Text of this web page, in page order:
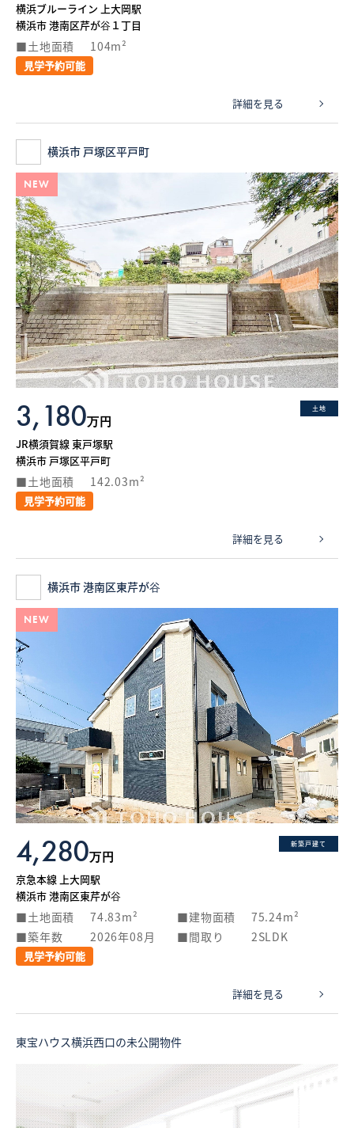
横浜ブルーライン 上大岡駅
横浜市 港南区芹が谷１丁目
土地面積 104m²
見学予約可能
詳細を見る
横浜市 戸塚区平戸町
NEW
土地
3,180万円
JR横須賀線 東戸塚駅
横浜市 戸塚区平戸町
土地面積 142.03m²
見学予約可能
詳細を見る
横浜市 港南区東芹が谷
NEW
新築戸建て
4,280万円
京急本線 上大岡駅
横浜市 港南区東芹が谷
土地面積 74.83m² 建物面積
75.24m²
築年数
2026年08月 間取り 2SLDK
見学予約可能
詳細を見る
東宝ハウス横浜西口の未公開物件